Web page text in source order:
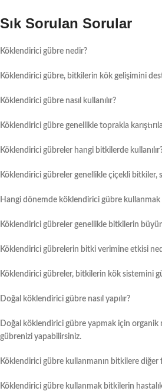
Sık Sorulan Sorular
Köklendirici gübre nedir?
Köklendirici gübre, bitkilerin kök gelişimini
Köklendirici gübre nasıl kullanılır?
Köklendirici gübre genellikle toprakla
Köklendirici gübreler hangi bitkilerde
Köklendirici gübreler genellikle çiçekli bitkiler,
Hangi dönemde köklendirici gübre kullanmak
Köklendirici gübreler genellikle bitkilerin
Köklendirici gübrelerin bitki verimine etkisi
Köklendirici gübreler, bitkilerin kök sistemini
Doğal köklendirici gübre nasıl yapılır?
Doğal köklendirici gübre yapmak için
gübrenizi yapabilirsiniz.
Köklendirici gübre kullanmanın bitkilere diğer
Köklendirici gübre kullanmak bitkilerin